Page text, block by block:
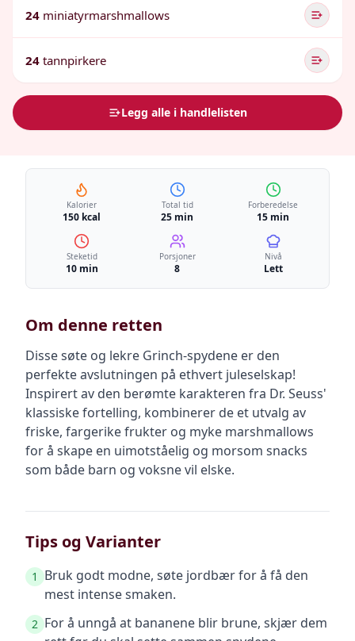
24 miniatyrmarshmallows
24 tannpirkere
Legg alle i handlelisten
Kalorier
150 kcal
Total tid
25 min
Forberedelse
15 min
Steketid
10 min
Porsjoner
8
Nivå
Lett
Om denne retten
Disse søte og lekre Grinch-spydene er den
perfekte avslutningen på ethvert juleselskap!
Inspirert av den berømte karakteren fra Dr. Seuss'
klassiske fortelling, kombinerer de et utvalg av
friske, fargerike frukter og myke marshmallows
for å skape en uimotståelig og morsom snacks
som både barn og voksne vil elske.
Tips og Varianter
1
Bruk godt modne, søte jordbær for å få den
mest intense smaken.
2 For å unngå at bananene blir brune, skjær dem